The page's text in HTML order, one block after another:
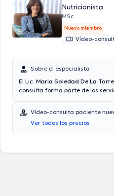
Nutricionista
MSc
Nuevo miembro
Vídeo-
Sobre el especialista
El Lic. Maria Soledad De La
consulta forma parte de los
de la consulta con el Lic. Maria
los servicios ofrecidos en su
alimenticios.
Vídeo-consulta paciente
Ver todos los precios